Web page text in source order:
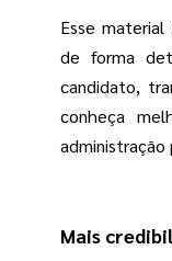
Esse
de forma
candidato,
conheça
administração
Mais